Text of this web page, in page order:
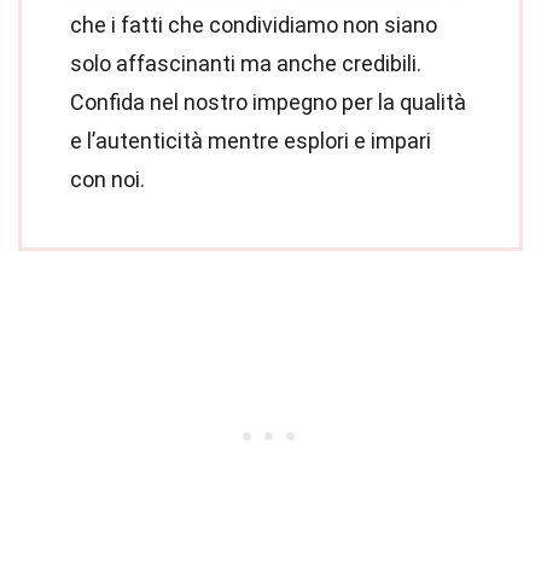
che i fatti che condividiamo non siano
solo affascinanti ma anche credibili.
Confida nel nostro impegno per la qualità
e l’autenticità mentre esplori e impari
con noi.